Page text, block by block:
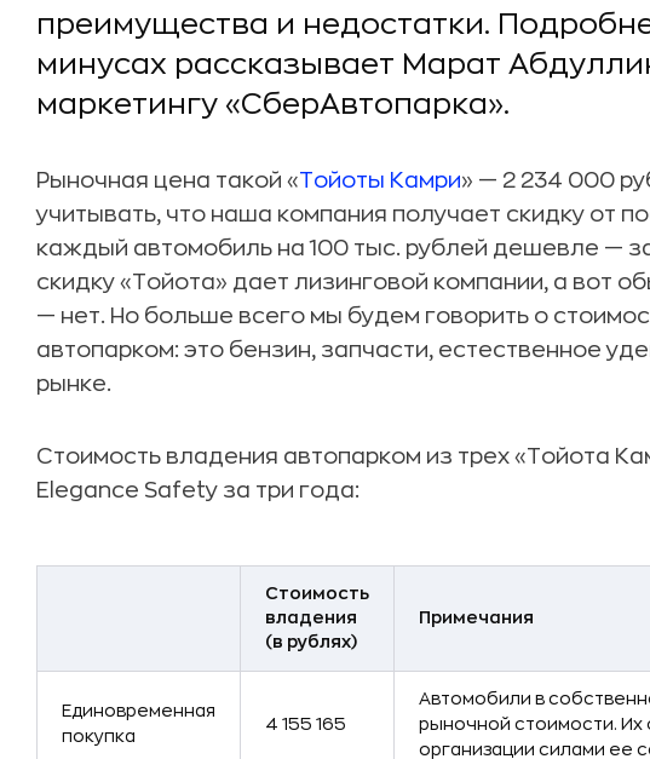
преимущества и недостатки.
минусах рассказывает Марат
маркетингу «СберАвтопарка».
Рыночная цена такой «Тойоты Камри» — 2 234 000
учитывать, что наша компания получает скидку от
каждый автомобиль на 100 тыс. рублей дешевле —
скидку «Тойота» дает лизинговой компании, а вот
— нет. Но больше всего мы будем говорить о
автопарком: это бензин, запчасти, естественное
рынке.
Стоимость владения автопарком из трех «Тойота
Elegance Safety за три года:
Стоимость
владения
(в рублях)
Примечания
Единовременная
покупка
4 155 165
Автомобили в
рыночной стоимости. Их
организации силами ее